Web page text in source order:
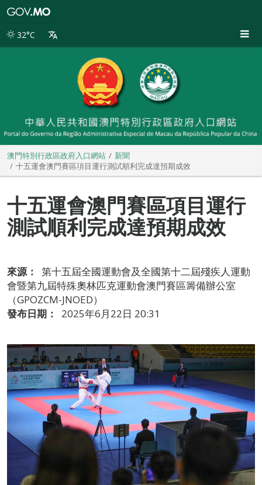
別
32°C
澳門特別行政區政府入口網站
新聞
十五運會澳門賽區項目運行測試順利完成達預期成效
十五運會澳門賽區項目運行
測試順利完成達預期成效
來源：
第十五屆全國運動會及全國第十二屆殘疾人運動
會暨第九屆特殊奧林匹克運動會澳門賽區籌備辦公室
（GPOZCM-JNOED）
發布日期：
2025年6月22日 20:31